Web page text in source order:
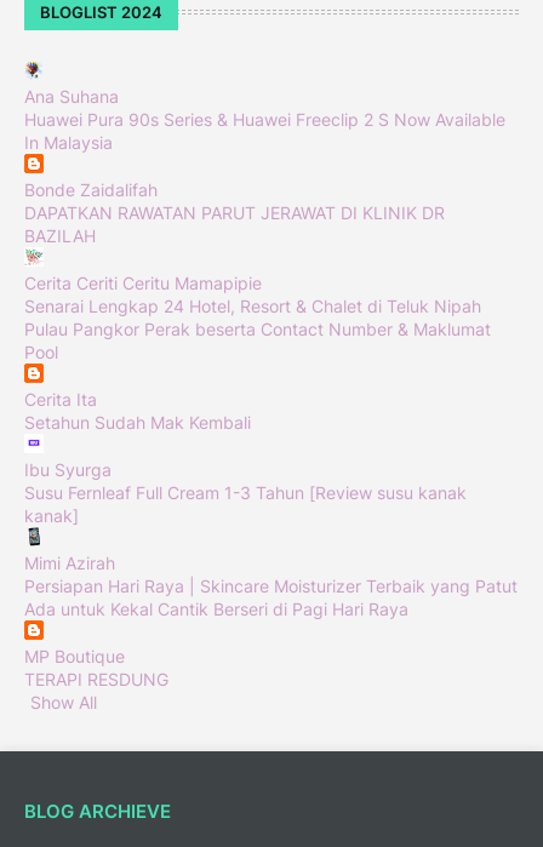
BLOGLIST 2024
Ana Suhana
Huawei Pura 90s Series & Huawei Freeclip 2 S Now Available
In Malaysia
Bonde Zaidalifah
DAPATKAN RAWATAN PARUT JERAWAT DI KLINIK DR
BAZILAH
Cerita Ceriti Ceritu Mamapipie
Senarai Lengkap 24 Hotel, Resort & Chalet di Teluk Nipah
Pulau Pangkor Perak beserta Contact Number & Maklumat
Pool
Cerita Ita
Setahun Sudah Mak Kembali
Ibu Syurga
Susu Fernleaf Full Cream 1-3 Tahun [Review susu kanak
kanak]
Mimi Azirah
Persiapan Hari Raya | Skincare Moisturizer Terbaik yang Patut
Ada untuk Kekal Cantik Berseri di Pagi Hari Raya
MP Boutique
TERAPI RESDUNG
Show All
BLOG ARCHIEVE